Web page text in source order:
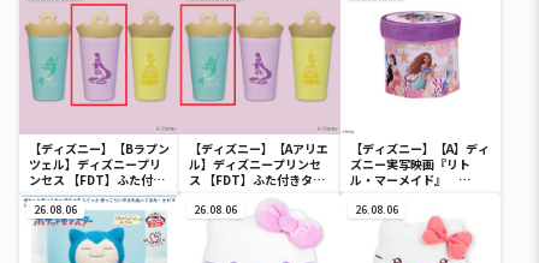
【ディズニー】【Bラプン
ツェル】ディズニープリ
ンセス 【FDT】ふた付き
タンブラー
【ディズニー】【Aアリエ
ル】ディズニープリンセ
ス 【FDT】ふた付きタン
【ディズニー】【A】ディ
ズニー実写映画『リト
ル・マーメイド』
チェアー
26.08.06 26.08.06 26.08.06